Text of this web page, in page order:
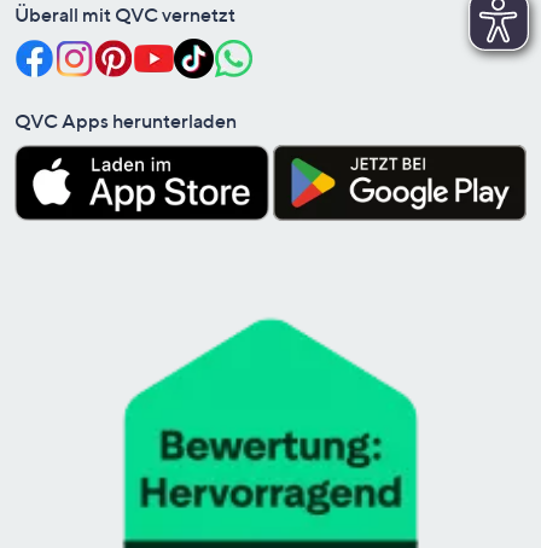
Überall mit QVC vernetzt
QVC Apps herunterladen